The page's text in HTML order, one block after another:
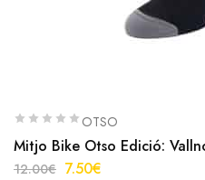
OTSO
Mitjo Bike Otso Edició:
12.00€ 7.50€